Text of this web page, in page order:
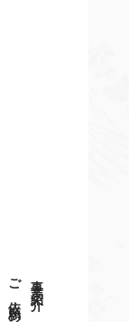
事業紹介